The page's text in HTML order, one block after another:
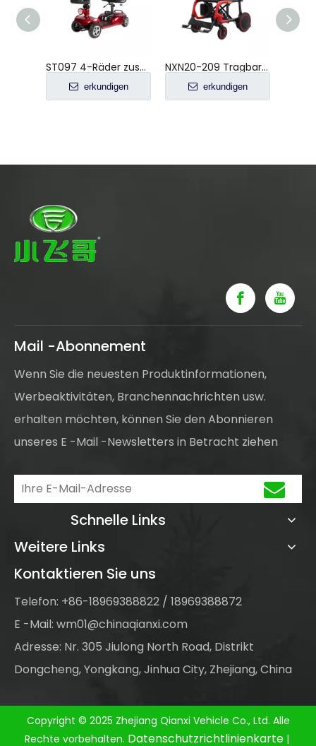
ST097 4-Räder zusammenklappbarer Elektromobilitätsroller
erkundigen
NXN20-209 Tragbarer Carbonfaser-Rollstuhl für ältere Menschen
erkundigen
Mail -Abonnement
Wenn Sie die neuesten Produktinformationen,
Werbeaktivitäten, Branchennachrichten usw.
erhalten möchten, können Sie den Abonnieren
unseres E -Mail -Newsletters in Betracht ziehen
Schnelle Links
Weitere Links
Kontaktieren Sie uns
Telefon: +86-18969388822 / 18969388872
E -Mail: wm01@chinaqianxi.com
Adresse: Nr. 305 Jiulong North Road, Distrikt
Dongcheng, Yongkang, Jinhua City, Zhejiang, China
Copyright © 2025 Zhejiang Qianxi Vehicle Co., Ltd. Alle
Rechte vorbehalten. Datenschutzrichtlinienkarte|